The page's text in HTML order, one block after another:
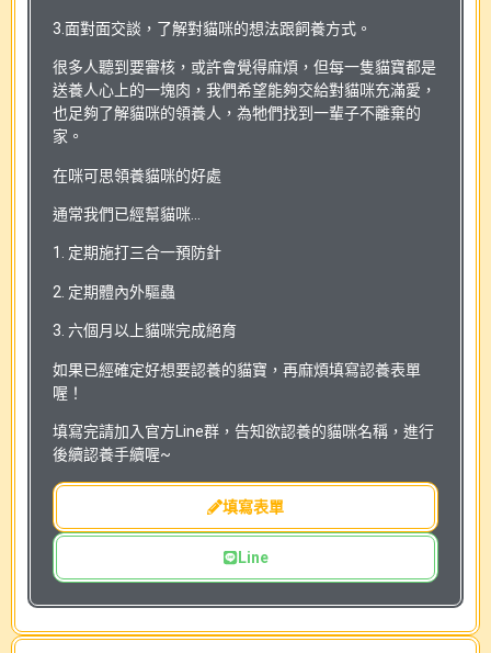
3.面對面交談，了解對貓咪的想法跟飼養方式。
很多人聽到要審核，或許會覺得麻煩，但每一隻貓寶都是
送養人心上的一塊肉，我們希望能夠交給對貓咪充滿愛，
也足夠了解貓咪的領養人，為牠們找到一輩子不離棄的
家。
在咪可思領養貓咪的好處
通常我們已經幫貓咪…
1. 定期施打三合一預防針
2. 定期體內外驅蟲
3. 六個月以上貓咪完成絕育
如果已經確定好想要認養的貓寶，再麻煩填寫認養表單
喔！
填寫完請加入官方Line群，告知欲認養的貓咪名稱，進行
後續認養手續喔~
填寫表單
Line